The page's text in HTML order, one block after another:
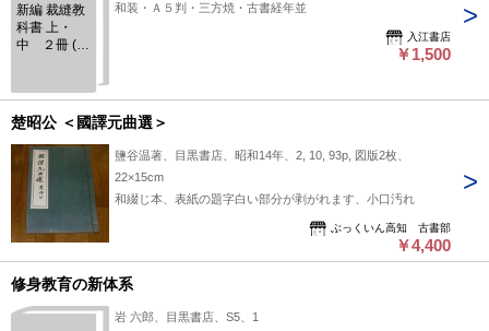
新編 裁縫教
科書 上・
中 ２冊 (訂
和装・Ａ５判・三方焼・古書経年並
入江書店
￥1,500
楚昭公 ＜國譯元曲選＞
鹽谷温著、目黒書店、昭和14年、2, 10, 93p, 図版2枚、
22×15cm
和綴じ本、表紙の題字白い部分が剥がれます、小口汚れ
ぶっくいん高知 古書部
￥4,400
修身教育の新体系
岩 六郎、目黒書店、S5、1